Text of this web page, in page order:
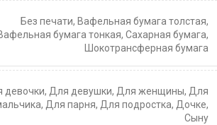
Без печати, Вафельная бумага толстая,
бумага тонкая, Сахарная бумага,
Шокотрансферная бумага
девочки, Для девушки, Для женщины, Для
, Для парня, Для подростка, Дочке,
Сыну